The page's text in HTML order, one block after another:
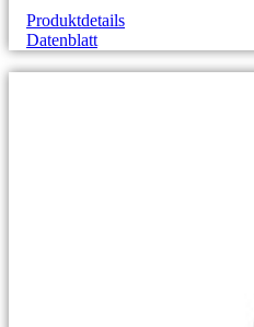
Produktdetails
Datenblatt